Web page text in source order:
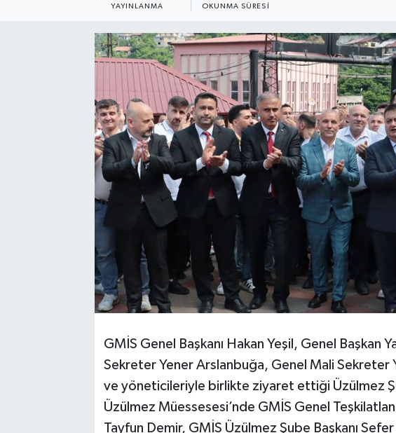
YAYINLANMA OKUNMA SÜRESI
GMİS Genel Başkanı Hakan Yeşil, Genel Başkan
Sekreter Yener Arslanbuğa, Genel Mali Sekreter
ve yöneticileriyle birlikte ziyaret ettiği Üzülmez
Üzülmez Müessesesi’nde GMİS Genel
Tayfun Demir, GMİS Üzülmez Şube Başkanı
Zonguldak